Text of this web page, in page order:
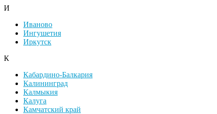
И
Иваново
Ингушетия
Иркутск
К
Кабардино-Балкария
Калининград
Калмыкия
Калуга
Камчатский край